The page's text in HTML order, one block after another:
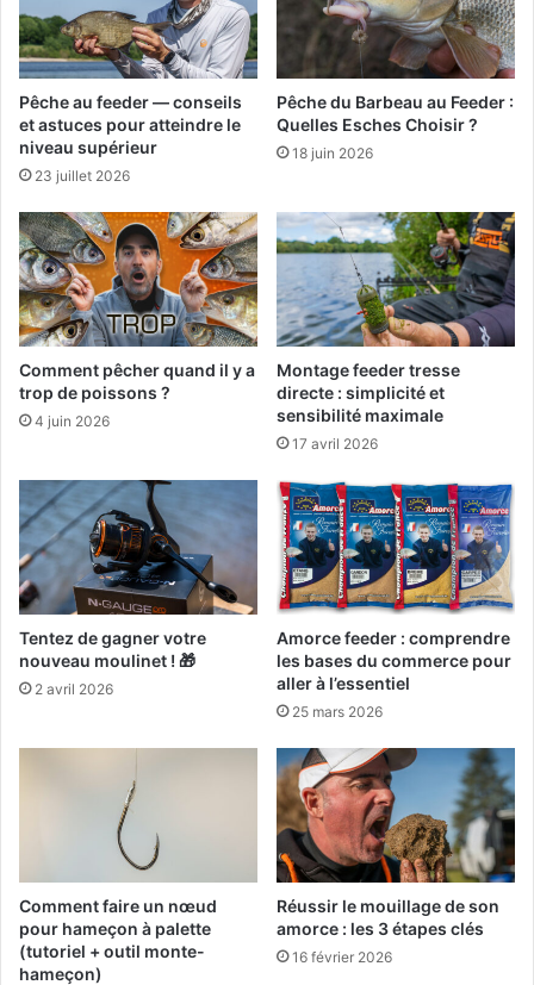
o
u
v
e
a
u
t
s
f
e
e
d
e
r
Pêche au feeder — conseils
et astuces pour atteindre le
niveau supérieur
23 juillet 2026
Pêche du Barbeau au Feeder :
Quelles Esches Choisir ?
18 juin 2026
Comment pêcher quand il y a
trop de poissons ?
4 juin 2026
Montage feeder tresse
directe : simplicité et
sensibilité maximale
17 avril 2026
Tentez de gagner votre
nouveau moulinet ! 🎁
2 avril 2026
Amorce feeder : comprendre
les bases du commerce pour
aller à l’essentiel
25 mars 2026
Comment faire un nœud
pour hameçon à palette
(tutoriel + outil monte-
hameçon)
Réussir le mouillage de son
amorce : les 3 étapes clés
16 février 2026